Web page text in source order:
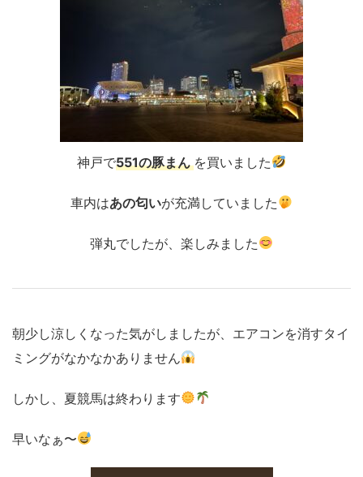
神戸で551の豚まんを買いました
車内はあの匂いが充満していました
弾丸でしたが、楽しみました
朝少し涼しくなった気がしましたが、エアコンを消すタイ
ミングがなかなかありません
しかし、夏競馬は終わります
早いなぁ〜